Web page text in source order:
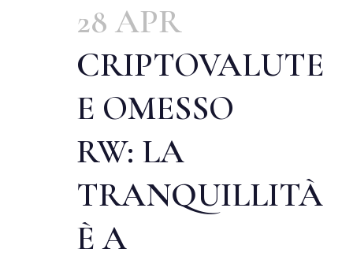
28 APR
CRIPTOVALUTE
E OMESSO
RW: LA
TRANQUILLITÀ
È A